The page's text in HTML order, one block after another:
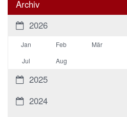
Archiv
2026
Jan Feb Mär
Jul
Aug
2025
2024